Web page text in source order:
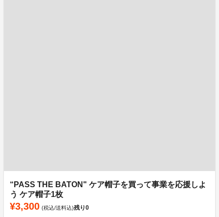
“PASS THE BATON" ケア帽子を買って事業を応援しよ
う ケア帽子1枚
¥3,300 (税込/送料込)残り0